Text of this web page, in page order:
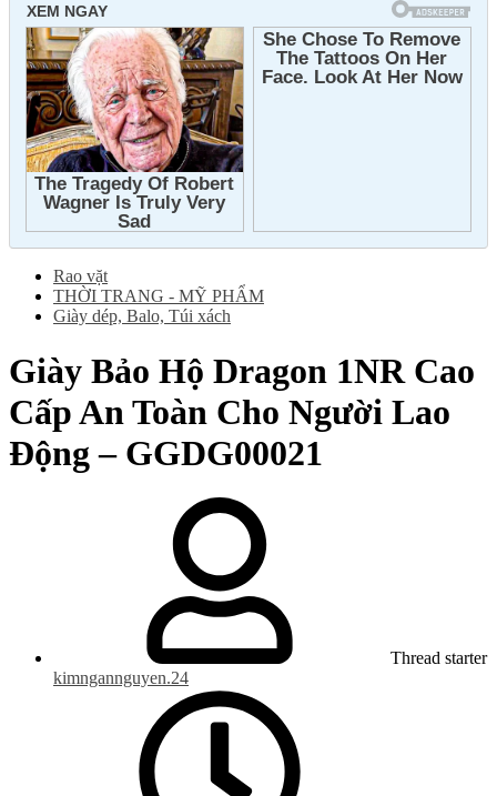
Rao vặt
THỜI TRANG - MỸ PHẨM
Giày dép, Balo, Túi xách
Giày Bảo Hộ Dragon 1NR Cao
Cấp An Toàn Cho Người Lao
Động – GGDG00021
Thread starter
kimngannguyen.24